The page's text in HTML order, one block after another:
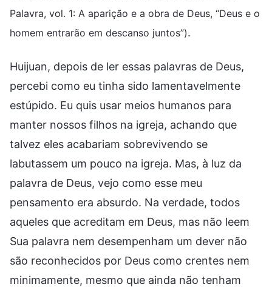
Palavra, vol. 1: A aparição e a obra de Deus, “Deus e o
homem entrarão em descanso juntos”).
Huijuan, depois de ler essas palavras de Deus,
percebi como eu tinha sido lamentavelmente
estúpido. Eu quis usar meios humanos para
manter nossos filhos na igreja, achando que
talvez eles acabariam sobrevivendo se
labutassem um pouco na igreja. Mas, à luz da
palavra de Deus, vejo como esse meu
pensamento era absurdo. Na verdade, todos
aqueles que acreditam em Deus, mas não leem
Sua palavra nem desempenham um dever não
são reconhecidos por Deus como crentes nem
minimamente, mesmo que ainda não tenham